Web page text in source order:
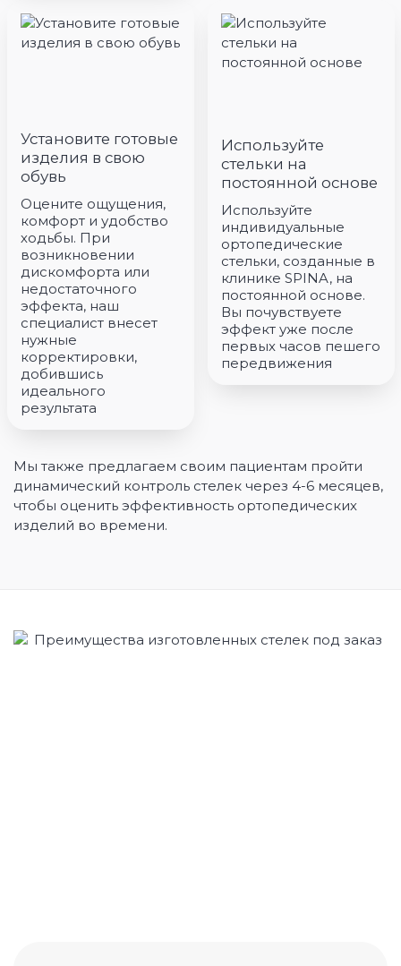
Установите готовые
изделия в свою
обувь
Оцените ощущения,
комфорт и удобство
ходьбы. При
возникновении
дискомфорта или
недостаточного
эффекта, наш
специалист внесет
нужные
корректировки,
добившись
идеального
результата
Используйте
стельки на
постоянной основе
Используйте
индивидуальные
ортопедические
стельки, созданные в
клинике SPINA, на
постоянной основе.
Вы почувствуете
эффект уже после
первых часов пешего
передвижения
Мы также предлагаем своим пациентам пройти
динамический контроль стелек через 4-6 месяцев,
чтобы оценить эффективность ортопедических
изделий во времени.